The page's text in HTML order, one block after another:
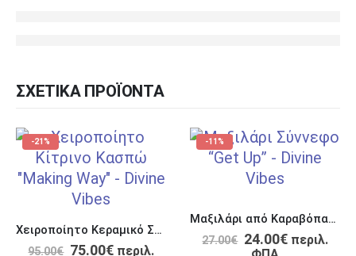
ΣΧΕΤΙΚΆ ΠΡΟΪΌΝΤΑ
-21%
Χειροποίητο Κεραμικό Σκεύος Σερβιρίσματος “Making Way for Miracles”
95.00€ 75.00€ περιλ.
-11%
Μαξιλάρι από Καραβόπανο Σύννεφο “Get Up and Enjoy this Life”
27.00€ 24.00€ περιλ.